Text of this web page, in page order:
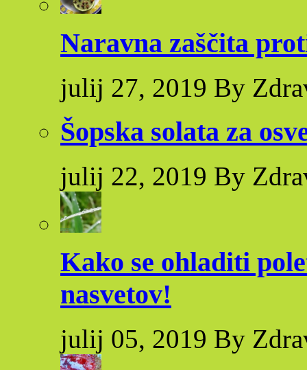
Naravna zaščita
julij 27, 2019 By
Šopska solata za
julij 22, 2019 By
Kako se ohladiti
nasvetov!
julij 05, 2019 By